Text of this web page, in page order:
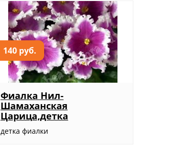
140 руб.
Фиалка Нил-
Шамаханская
Царица,детка
детка фиалки